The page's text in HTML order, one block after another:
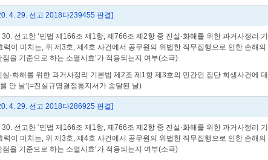
4. 29. 선고 2018다239455 판결]
선고한 ‘민법 제166조 제1항, 제766조 제2항 중 진실·화해를 위한 과거사정
력이 미치는, 위 제3호, 제4호 사건에서 공무원의 위법한 직무집행으로 인한 손
을 기준으로 하는 소멸시효’가 적용되는지 여부(소극)
실·화해를 위한 과거사정리 기본법 제2조 제1항 제3호의 민간인 집단 희생사건
안 날’(=진실규명결정통지서가 송달된 날)
4. 29. 선고 2018다286925 판결]
선고한 ‘민법 제166조 제1항, 제766조 제2항 중 진실·화해를 위한 과거사정
력이 미치는, 위 제3호, 제4호 사건에서 공무원의 위법한 직무집행으로 인한 손
을 기준으로 하는 소멸시효’가 적용되는지 여부(소극)